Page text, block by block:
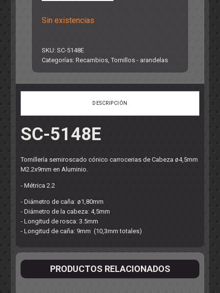
Sin existencias
SKU:SC-5148E
Categorías:Recambios ,Tornillos - arandelas
DESCRIPCIÓN
SC-5148E
Tornillería semiroscado cónico carrocerias de Cabeza ø4,5mm
M2.2x9mm en Aluminio.
- Métrica 2.2
- Diámetro de caña: ø1,80mm
- Diámetro de la cabeza: 4,5mm
- Longitud de rosca: 3.5mm
- Longitud de caña: 9mm (10,3mm totales)
PRODUCTOS RELACIONADOS